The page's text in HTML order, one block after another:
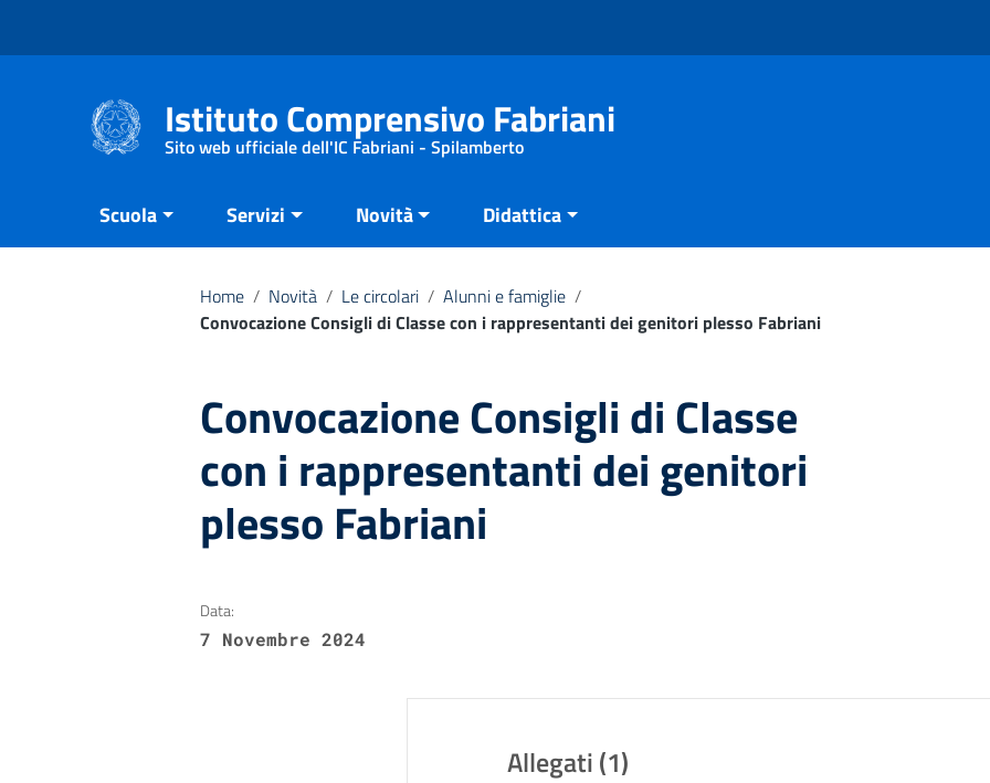
Istituto Comprensivo Fabriani
Sito web ufficiale dell'IC Fabriani - Spilamberto
Scuola Servizi Novità Didattica
Home / Novità / Le circolari / Alunni e famiglie /
Convocazione Consigli di Classe con i rappresentanti dei genitori plesso Fabriani
Convocazione Consigli di Classe
con i rappresentanti dei genitori
plesso Fabriani
Data:
7 Novembre 2024
Allegati (1)